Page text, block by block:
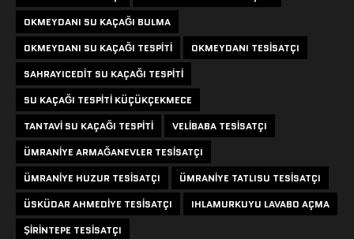
OKMEYDANI SU KAÇAĞI BULMA
OKMEYDANI SU KAÇAĞI TESPITI
OKMEYDANI TESISATÇI
SAHRAYICEDIT SU KAÇAĞI TESPITI
SU KAÇAĞI TESPITI KÜÇÜKÇEKMECE
TANTAVI SU KAÇAĞI TESPITI
VELIBABA TESISATÇI
ÜMRANIYE ARMAĞANEVLER TESISATÇI
ÜMRANIYE HUZUR TESISATÇI
ÜMRANIYE TATLISU TESISATÇI
ÜSKÜDAR AHMEDIYE TESISATÇI
IHLAMURKUYU LAVABO AÇMA
ŞIRINTEPE TESISATÇI